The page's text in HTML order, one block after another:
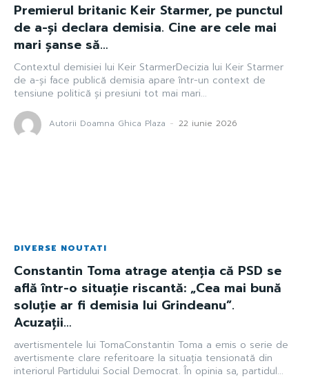
Premierul britanic Keir Starmer, pe punctul
de a-și declara demisia. Cine are cele mai
mari șanse să…
Contextul demisiei lui Keir StarmerDecizia lui Keir Starmer
de a-și face publică demisia apare într-un context de
tensiune politică și presiuni tot mai mari...
Autorii Doamna Ghica Plaza - 22 iunie 2026
DIVERSE NOUTATI
Constantin Toma atrage atenția că PSD se
află într-o situație riscantă: „Cea mai bună
soluție ar fi demisia lui Grindeanu”.
Acuzații…
avertismentele lui TomaConstantin Toma a emis o serie de
avertismente clare referitoare la situația tensionată din
interiorul Partidului Social Democrat. În opinia sa, partidul...